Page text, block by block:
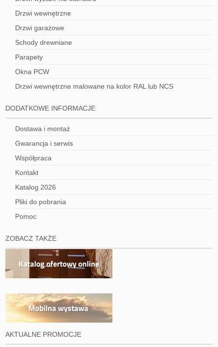
Drzwi wewnętrzne
Drzwi garażowe
Schody drewniane
Parapety
Okna PCW
Drzwi wewnętrzne malowane na kolor RAL lub NCS
DODATKOWE INFORMACJE
Dostawa i montaż
Gwarancja i serwis
Współpraca
Kontakt
Katalog 2026
Pliki do pobrania
Pomoc
ZOBACZ TAKŻE
AKTUALNE PROMOCJE